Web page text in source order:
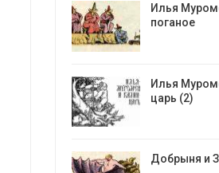
Илья
поганое
Илья
царь (2)
Добрыня и